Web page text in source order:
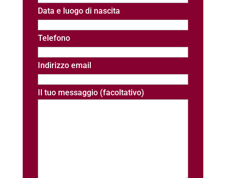
Data e luogo di nascita
Telefono
Indirizzo email
Il tuo messaggio (facoltativo)